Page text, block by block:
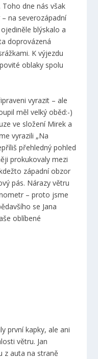
dne nás však
na severozápadní
blýskalo a
doprovázená
K výjezdu
oblaky spolu
vyrazit – ale
měl velký oběd:-)
ve složení Mirek a
vyrazili „Na
přehledný pohled
prokukovaly mezi
západní obzor
pás. Nárazy větru
– proto jsme
se Jana
oblíbené
první kapky, ale ani
větru. Jan
z auta na straně